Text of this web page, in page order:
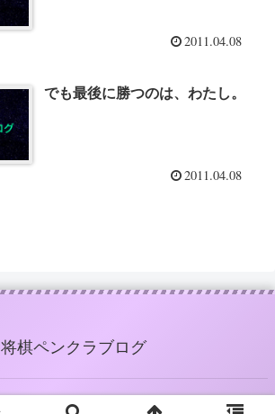
2011.04.08
でも最後に勝つのは、わたし。
2011.04.08
将棋ペンクラブログ